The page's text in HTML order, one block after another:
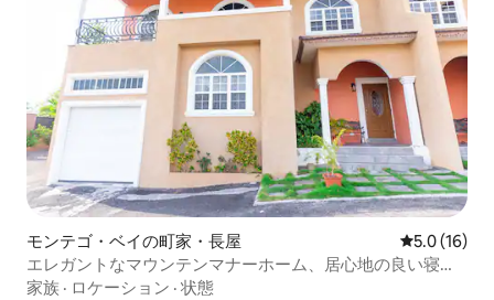
モンテゴ・ベイの町家・長屋 レビュー16
5.0 (16)
エレガントなマウンテンマナーホーム、居心地の良い寝室2
室のタウンハウス
家族 · ロケーション · 状態